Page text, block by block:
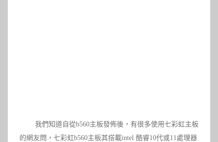
我們知道自從b560主板發佈後，有很多使用七彩虹主板
的網友問，七彩虹b560主板其搭載intel 酷睿10代或11處理器